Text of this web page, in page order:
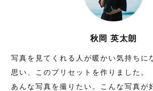
秋岡 英太朗
写真を見てくれる人が暖かい気持ちに
思い、このプリセットを作りました。
あんな写真を撮りたい。こんな写真が